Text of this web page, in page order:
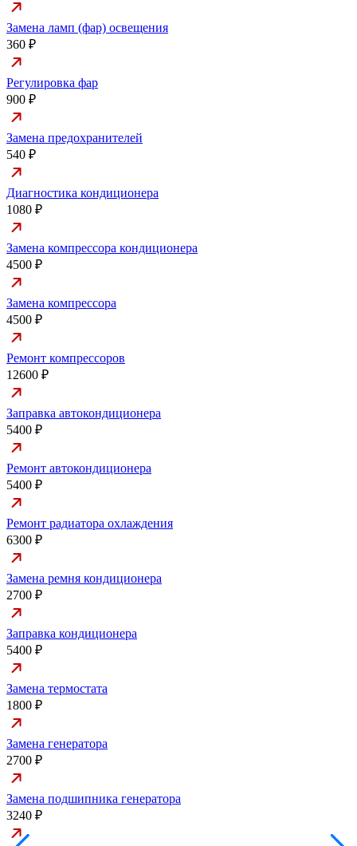
Замена ламп (фар) освещения
360 ₽
Регулировка фар
900 ₽
Замена предохранителей
540 ₽
Диагностика кондиционера
1080 ₽
Замена компрессора кондиционера
4500 ₽
Замена компрессора
4500 ₽
Ремонт компрессоров
12600 ₽
Заправка автокондиционера
5400 ₽
Ремонт автокондиционера
5400 ₽
Ремонт радиатора охлаждения
6300 ₽
Замена ремня кондиционера
2700 ₽
Заправка кондиционера
5400 ₽
Замена термостата
1800 ₽
Замена генератора
2700 ₽
Замена подшипника генератора
3240 ₽